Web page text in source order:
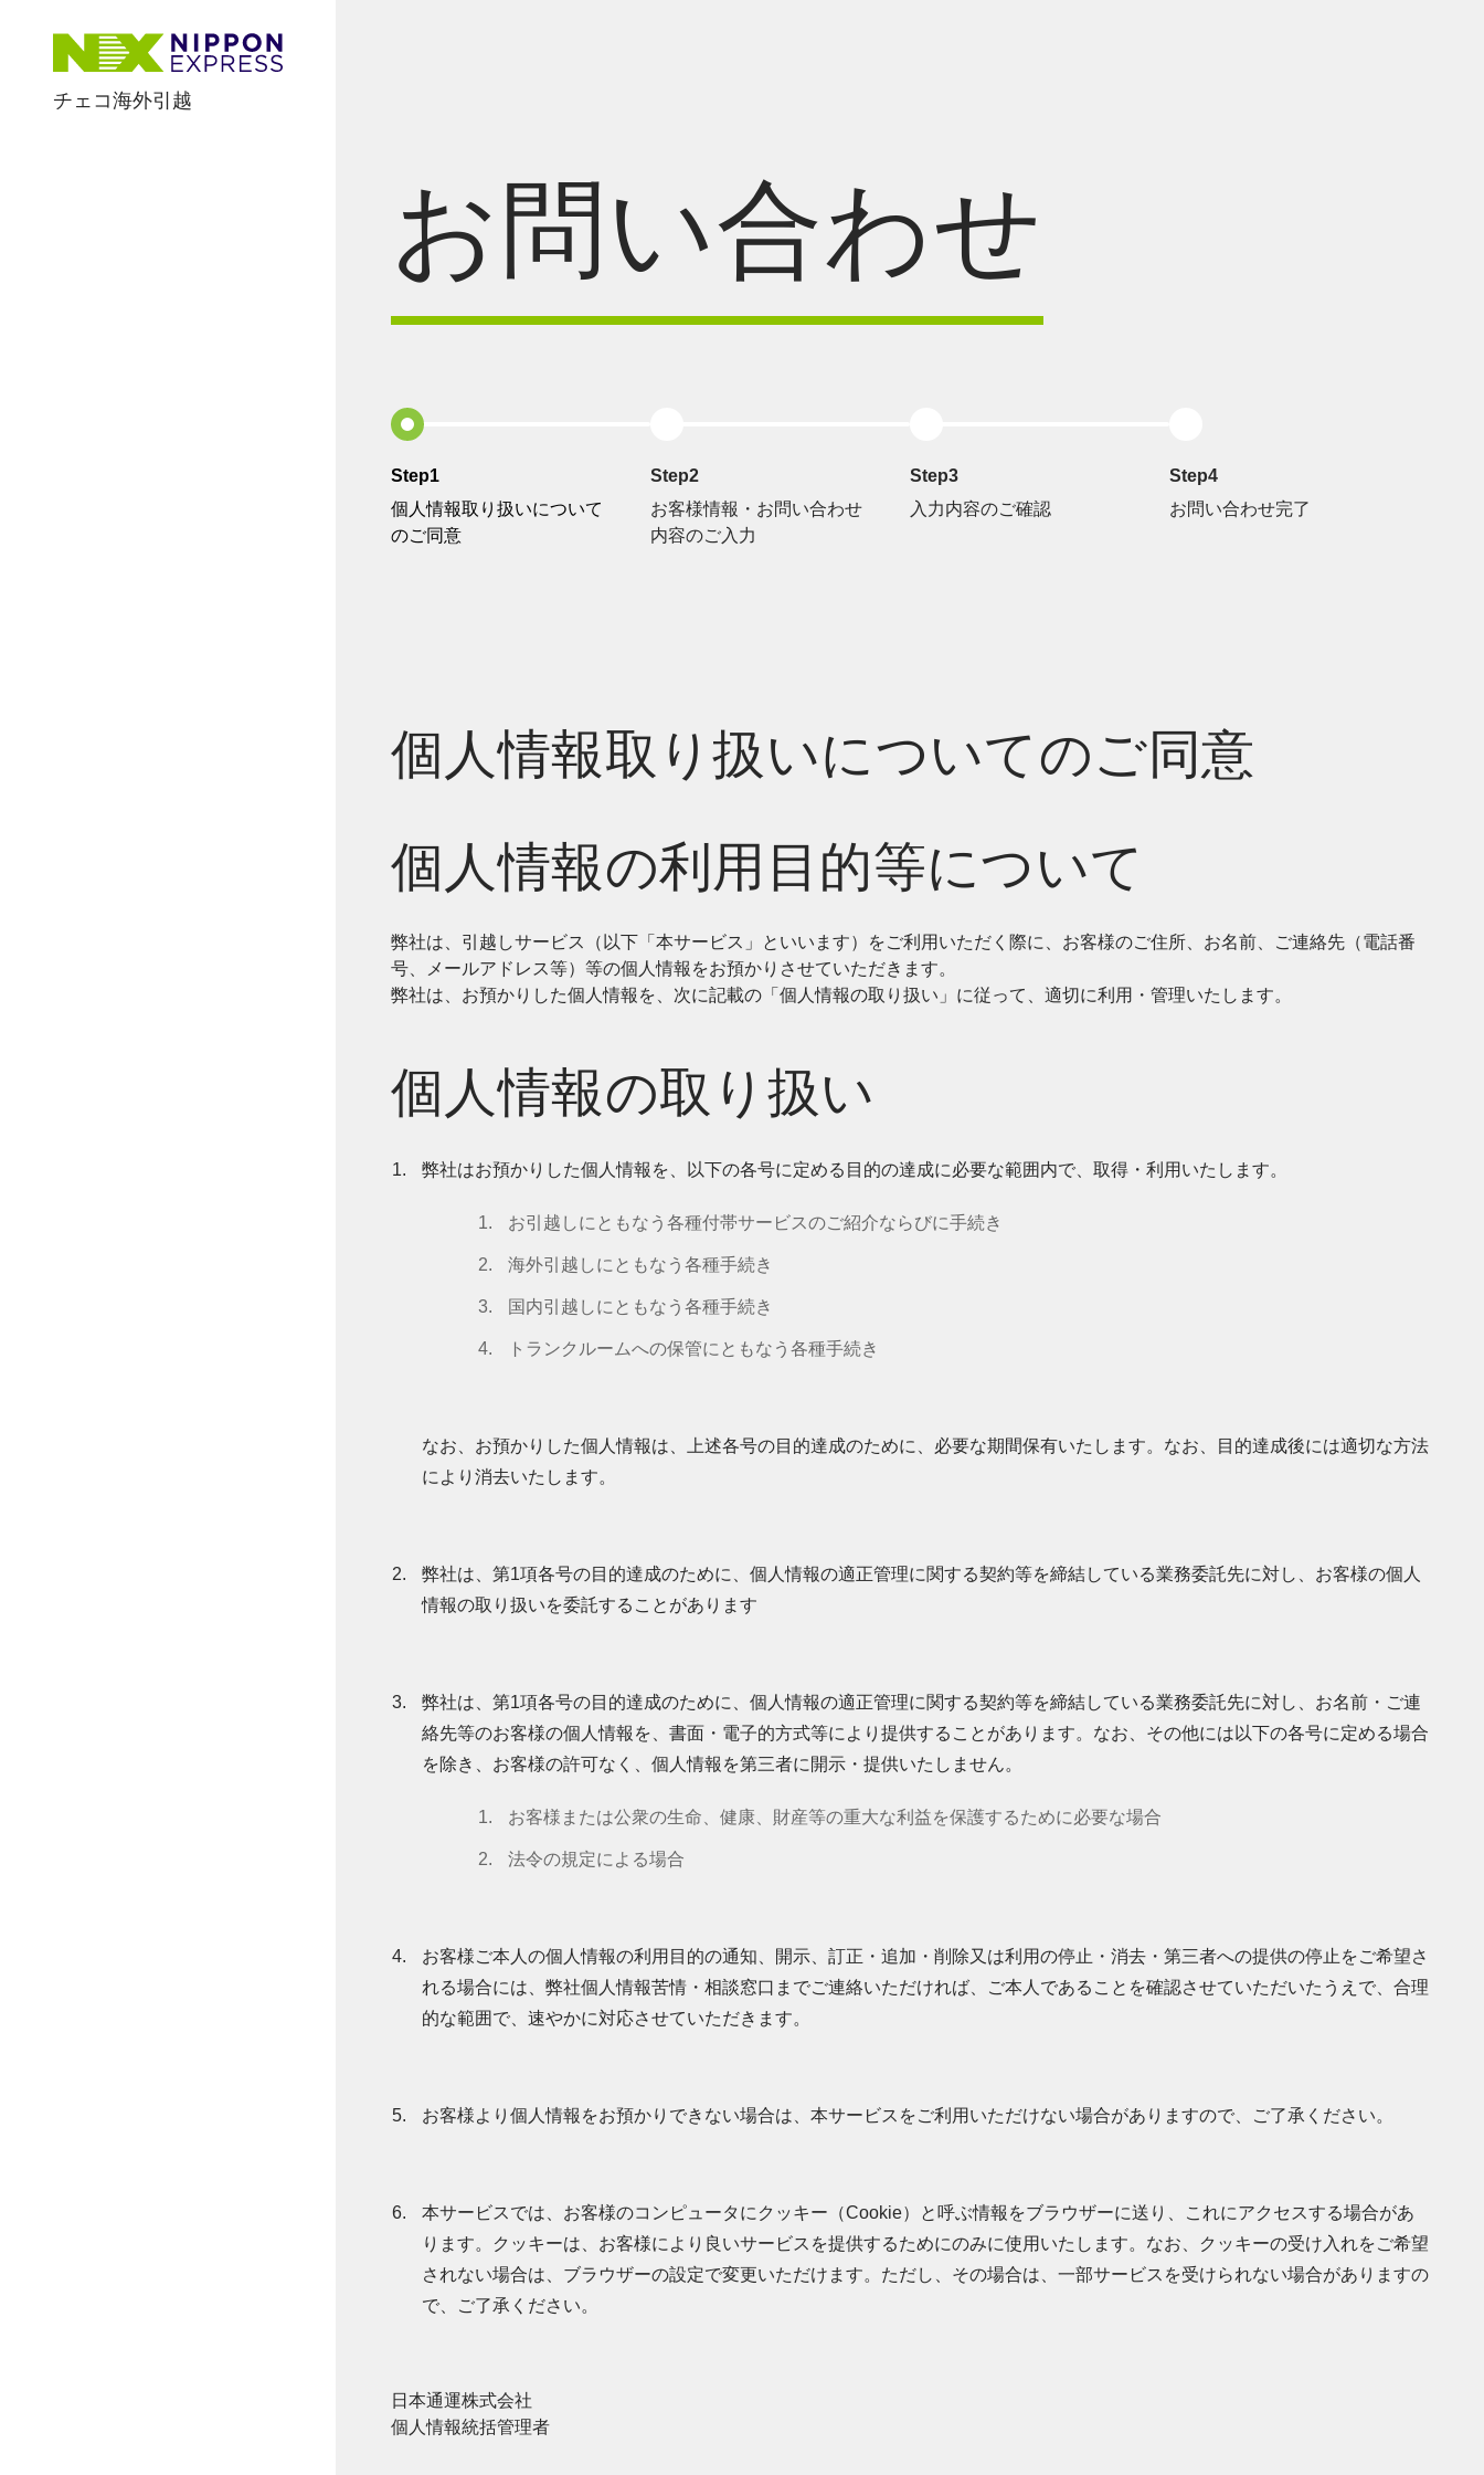
チェコ海外引越
お問い合わせ
Step1
個人情報取り扱いについて
のご同意
Step2
お客様情報・お問い合わせ
内容のご入力
Step3
入力内容のご確認
Step4
お問い合わせ完了
個人情報取り扱いについてのご同意
個人情報の利用目的等について
弊社は、引越しサービス（以下「本サービス」といいます）をご利用いただく際に、お客様のご住所、お名前、ご連絡先（電話番
号、メールアドレス等）等の個人情報をお預かりさせていただきます。
弊社は、お預かりした個人情報を、次に記載の「個人情報の取り扱い」に従って、適切に利用・管理いたします。
個人情報の取り扱い
弊社はお預かりした個人情報を、以下の各号に定める目的の達成に必要な範囲内で、取得・利用いたします。
お引越しにともなう各種付帯サービスのご紹介ならびに手続き
海外引越しにともなう各種手続き
国内引越しにともなう各種手続き
トランクルームへの保管にともなう各種手続き
なお、お預かりした個人情報は、上述各号の目的達成のために、必要な期間保有いたします。なお、目的達成後には適切な方法
により消去いたします。
弊社は、第1項各号の目的達成のために、個人情報の適正管理に関する契約等を締結している業務委託先に対し、お客様の個人
情報の取り扱いを委託することがあります
弊社は、第1項各号の目的達成のために、個人情報の適正管理に関する契約等を締結している業務委託先に対し、お名前・ご連
絡先等のお客様の個人情報を、書面・電子的方式等により提供することがあります。なお、その他には以下の各号に定める場合
を除き、お客様の許可なく、個人情報を第三者に開示・提供いたしません。
お客様または公衆の生命、健康、財産等の重大な利益を保護するために必要な場合
法令の規定による場合
お客様ご本人の個人情報の利用目的の通知、開示、訂正・追加・削除又は利用の停止・消去・第三者への提供の停止をご希望さ
れる場合には、弊社個人情報苦情・相談窓口までご連絡いただければ、ご本人であることを確認させていただいたうえで、合理
的な範囲で、速やかに対応させていただきます。
お客様より個人情報をお預かりできない場合は、本サービスをご利用いただけない場合がありますので、ご了承ください。
本サービスでは、お客様のコンピュータにクッキー（Cookie）と呼ぶ情報をブラウザーに送り、これにアクセスする場合があ
ります。クッキーは、お客様により良いサービスを提供するためにのみに使用いたします。なお、クッキーの受け入れをご希望
されない場合は、ブラウザーの設定で変更いただけます。ただし、その場合は、一部サービスを受けられない場合がありますの
で、ご了承ください。
日本通運株式会社
個人情報統括管理者